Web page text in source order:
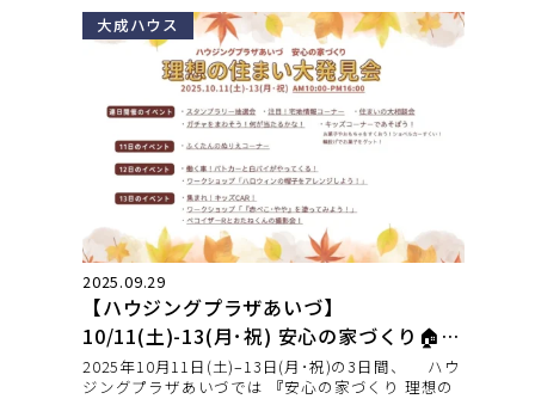
大成ハウス
2025.09.29
【ハウジングプラザあいづ】
10/11(土)-13(月･祝) 安心の家づくり🏠理
想の住まい発見会 開催
2025年10月11日(土)–13日(月･祝)の3日間、 ハウ
ジングプラザあいづでは 『安心の家づくり 理想の